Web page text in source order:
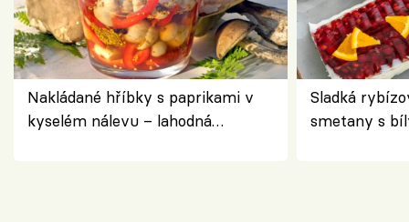
Nakládané hříbky s paprikami v
kyselém nálevu – lahodná
Sladká
smetany s